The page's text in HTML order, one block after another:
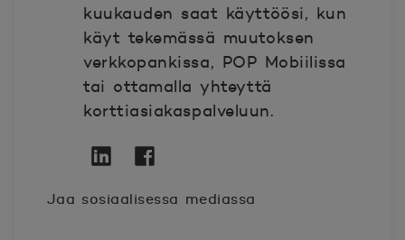
kuukauden saat käyttöösi, kun
käyt tekemässä muutoksen
verkkopankissa, POP Mobiilissa
tai ottamalla yhteyttä
korttiasiakaspalveluun.
Jaa sosiaalisessa mediassa